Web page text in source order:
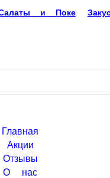
Главная
Акции
Отзывы
О нас
Салаты и Поке Закуски